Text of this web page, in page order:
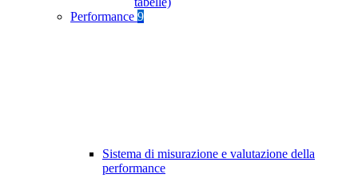
Performance 9
Sistema di misurazione e valutazione della
performance